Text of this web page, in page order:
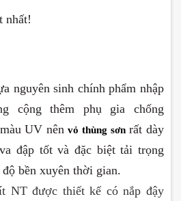
nhất!
nguyên sinh chính phẩm nhập
cộng thêm phụ gia chống
UV nênvỏ thùng sơnrất dày
đập tốt và đặc biệt tải trọng
bền xuyên thời gian.
NT được thiết kế có nắp đậy